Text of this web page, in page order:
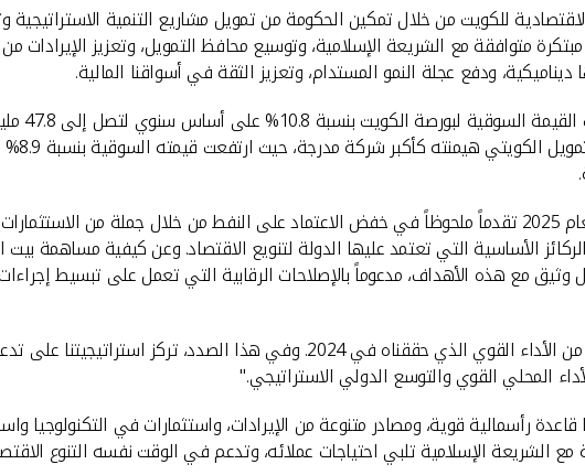
للكويت من خلال تمكين الحكومة من تمويل مشاريع التنمية
متوافقة مع الشريعة الإسلامية، وتوسيع محافظ التمويل، وتعزيز الإيرادات
ودفع عجلة النمو المستدام، وتعزيز الثقة في أسواقنا المالية.
وأشار
وأضاف المخيزيم: "من المتوقع أن تحقق الاستراتيجية الاقتصادية للكويت خلال العام 2025 تقدماً ملحوظاً في خفض الاعتماد على
الأساسية التي تعتمد عليها الدولة لتنويع الاقتصاد. وعن كيفية مساهمة
وثيق مع هذه الأهداف، مدعوماً بالإصلاحات الرقابية التي تعمل على تبسيط
وقال: "على مستوى بيت التمويل الكويتي، كانت البداية هذا العام ممتازة انطلاقاً من الأداء القوي الذي
المحلي القوي والتوسع الدولي الاستراتيجي."
رأسمالية قوية، ومصادر متنوعة من الإيرادات، واستثمارات في التكنولوجيا
الشريعة الإسلامية تلبي احتياجات عملائه، وتدعم في الوقت نفسه التنوع